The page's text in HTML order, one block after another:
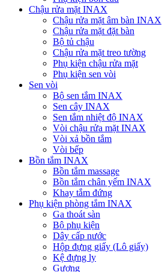
Chậu rửa mặt INAX
Chậu rửa mặt âm bàn INAX
Chậu rửa mặt đặt bàn
Bộ tủ chậu
Chậu rửa mặt treo tường
Phụ kiện chậu rửa mặt
Phụ kiện sen vòi
Sen vòi
Bộ sen tắm INAX
Sen cây INAX
Sen tắm nhiệt độ INAX
Vòi chậu rửa mặt INAX
Vòi xả bồn tắm
Vòi bếp
Bồn tắm INAX
Bồn tắm massage
Bồn tắm chân yếm INAX
Khay tắm đứng
Phụ kiện phòng tắm INAX
Ga thoát sàn
Bộ phụ kiện
Dây cấp nước
Hộp đựng giấy (Lô giấy)
Kệ đựng ly
Gương